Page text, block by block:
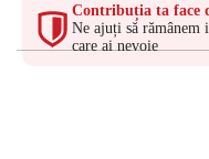
Contribuția ta face
Ne ajuți să rămânem
care ai nevoie